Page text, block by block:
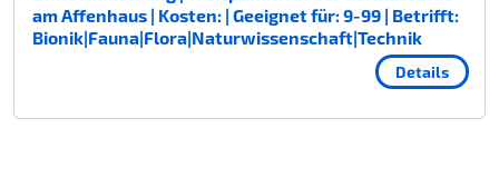
am Affenhaus | Kosten: | Geeignet für: 9-99 | Betrifft:
Bionik|Fauna|Flora|Naturwissenschaft|Technik
Details